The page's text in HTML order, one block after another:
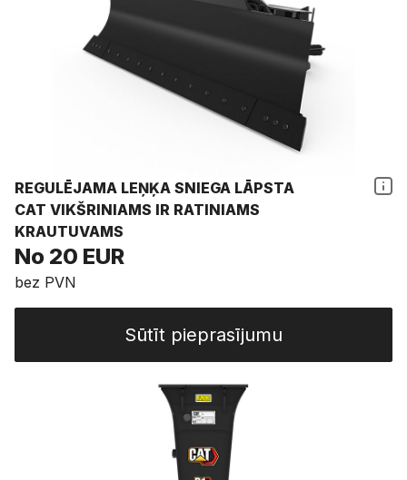
REGULĒJAMA LEŅĶA SNIEGA LĀPSTA
CAT VIKŠRINIAMS IR RATINIAMS
KRAUTUVAMS
No 20 EUR
bez PVN
Sūtīt pieprasījumu